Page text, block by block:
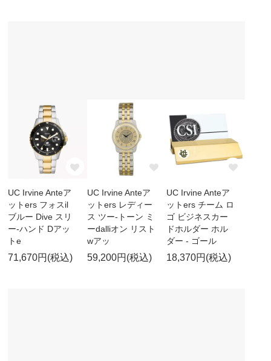
UC Irvine Anteア
ットers フォスil
ブルー Dive スリ
ー-ハンド Dアッ
トe
71,670円(税込)
UC Irvine Anteア
ットers レディー
ス ツー-トーン ミ
ーdalliオン リスト
wアッ
59,200円(税込)
UC Irvine Anteア
ットers チーム ロ
ゴ ビジネスカー
ドホルダー ホル
ダー - ゴール
18,370円(税込)